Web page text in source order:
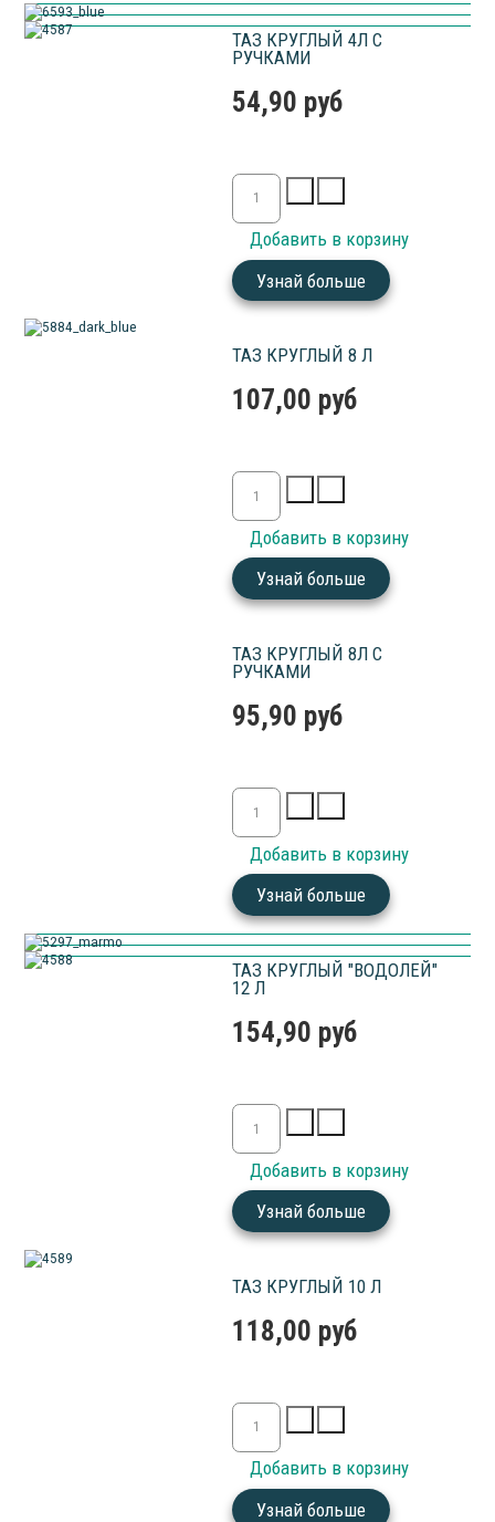
ТАЗ КРУГЛЫЙ 4Л С
РУЧКАМИ
54,90 руб
Узнай больше
ТАЗ КРУГЛЫЙ 8 Л
107,00 руб
Узнай больше
ТАЗ КРУГЛЫЙ 8Л С
РУЧКАМИ
95,90 руб
Узнай больше
ТАЗ КРУГЛЫЙ "ВОДОЛЕЙ"
12 Л
154,90 руб
Узнай больше
ТАЗ КРУГЛЫЙ 10 Л
118,00 руб
Узнай больше